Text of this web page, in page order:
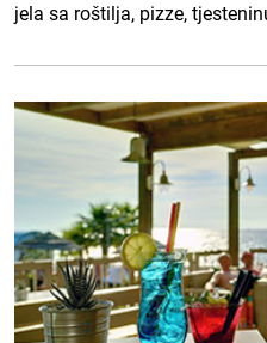
jela sa roštilja, pizze,